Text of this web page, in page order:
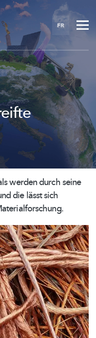
FR
werden durch seine
die lässt sich